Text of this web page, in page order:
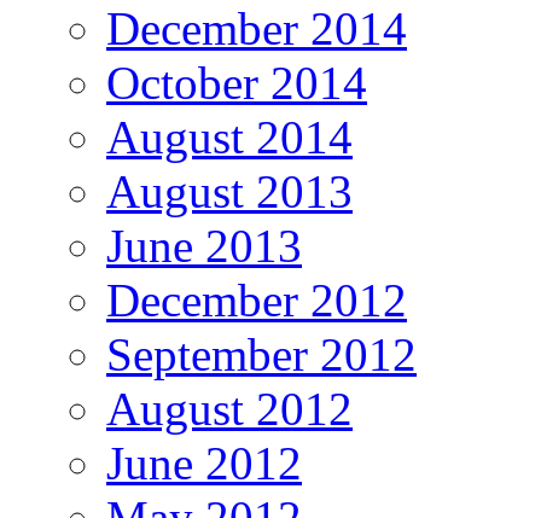
December 2014
October 2014
August 2014
August 2013
June 2013
December 2012
September 2012
August 2012
June 2012